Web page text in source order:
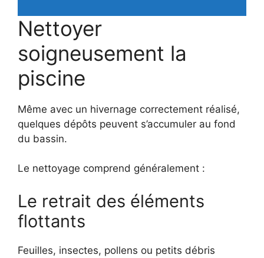
Nettoyer
soigneusement la
piscine
Même avec un hivernage correctement réalisé,
quelques dépôts peuvent s’accumuler au fond
du bassin.
Le nettoyage comprend généralement :
Le retrait des éléments
flottants
Feuilles, insectes, pollens ou petits débris